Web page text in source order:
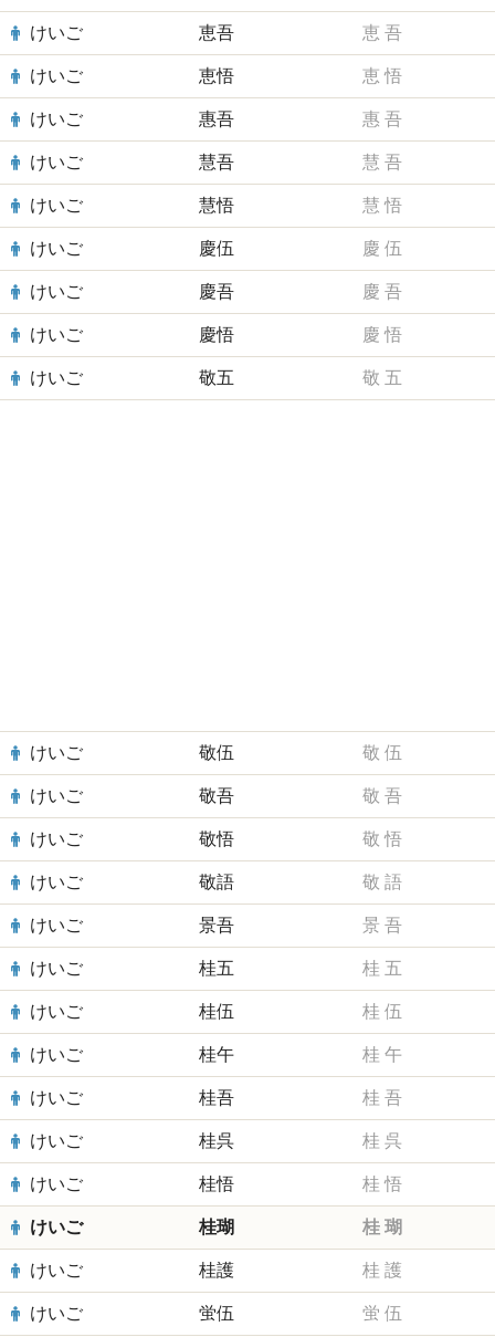
けいご 恵吾 恵 吾
けいご 恵悟 恵 悟
けいご 惠吾 惠 吾
けいご 慧吾 慧 吾
けいご 慧悟 慧 悟
けいご 慶伍 慶 伍
けいご 慶吾 慶 吾
けいご 慶悟 慶 悟
けいご 敬五 敬 五
けいご 敬伍 敬 伍
けいご 敬吾 敬 吾
けいご 敬悟 敬 悟
けいご 敬語 敬 語
けいご 景吾 景 吾
けいご 桂五 桂 五
けいご 桂伍 桂 伍
けいご 桂午 桂 午
けいご 桂吾 桂 吾
けいご 桂呉 桂 呉
けいご 桂悟 桂 悟
けいご 桂瑚 桂 瑚
けいご 桂護 桂 護
けいご 蛍伍 蛍 伍